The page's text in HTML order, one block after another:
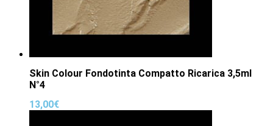
Skin Colour Fondotinta Compatto Ricarica 3,5ml
N°4
13,00€